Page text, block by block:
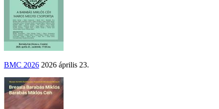
BMC 2026 2026 április 23.